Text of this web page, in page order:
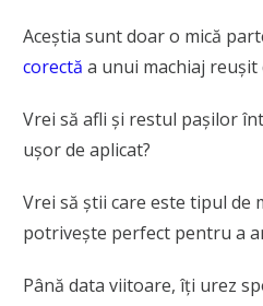
Aceștia sunt doar o mică
corectă a unui machiaj reușit
Vrei să afli și restul pașilor
ușor de aplicat?
Vrei să știi care este tipul de
potrivește perfect pentru a
Până data viitoare, îți urez